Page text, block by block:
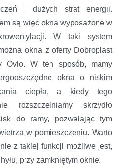
i dużych strat energii.
są więc okna wyposażone w
W taki system
okna z oferty Dobroplast
Ovlo. W ten sposób, mamy
okna o niskim
ciepła, a kiedy tego
rozszczelniamy skrzydło
do ramy, pozwalając tym
w pomieszczeniu. Warto
z takiej funkcji możliwe jest,
przy zamkniętym oknie.